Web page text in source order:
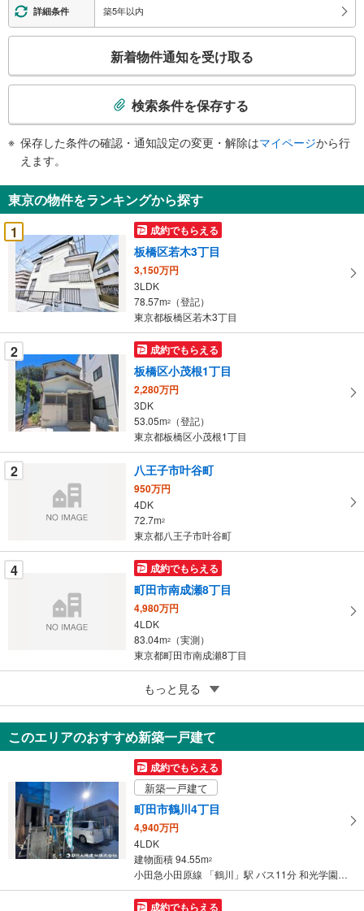
詳細条件 築5年以内
検
知
を
受
け
取
る
・
条
件
を
マ
イ
ペ
ー
に
保
新着物件通知を受け取る
検索条件を保存する
保存した条件の確認・通知設定の変更・解除はマイページから行
えます。
東京の物件をランキングから探す
1
成約でもらえる
板橋区若木3丁目
3,150万円
3LDK
78.57m2
（登記）
東京都板橋区若木3丁目
2 成約でもらえる
板橋区小茂根1丁目
2,280万円
3DK
53.05m2
（登記）
東京都板橋区小茂根1丁目
2 八王子市叶谷町
950万円
4DK
72.7m2
東京都八王子市叶谷町
4 成約でもらえる
町田市南成瀬8丁目
4,980万円
4LDK
83.04m2
（実測）
東京都町田市南成瀬8丁目
成約でもらえる
東村山市萩山町1丁目
4,049万円
4LDK
90.22m2（登記）
東京都東村山市萩山町1丁目
もっと見る
このエリアのおすすめ新築一戸建て
成約でもらえる
新築一戸建て
町田市鶴川4丁目
4,940万円
4LDK
建物面積 94.55m2
小田急小田原線 「鶴川」駅 バス11分 和光学園 バス停下車 徒歩1分
成約でもらえる